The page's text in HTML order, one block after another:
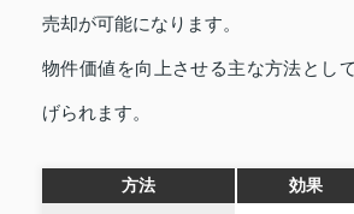
売却が可能になります。
物件価値を向上させる主な方法とし
げられます。
方法 効果